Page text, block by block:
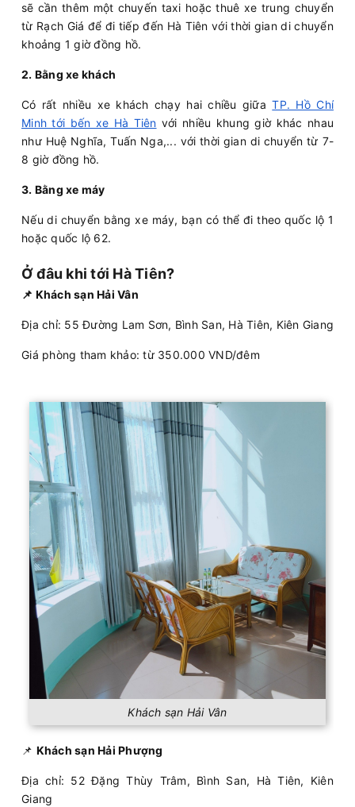
sẽ cần thêm một chuyến taxi hoặc thuê xe trung chuyển
từ Rạch Giá để đi tiếp đến Hà Tiên với thời gian di chuyển
khoảng 1 giờ đồng hồ.
2. Bằng xe khách
Có rất nhiều xe khách chạy hai chiều giữaTP. Hồ Chí
Minh tới bến xe Hà Tiên với nhiều khung giờ khác nhau
như Huệ Nghĩa, Tuấn Nga,... với thời gian di chuyển từ 7-
8 giờ đồng hồ.
3. Bằng xe máy
Nếu di chuyển bằng xe máy, bạn có thể đi theo quốc lộ 1
hoặc quốc lộ 62.
Ở đâu khi tới Hà Tiên?
📌 Khách sạn Hải Vân
Địa chỉ: 55 Đường Lam Sơn, Bình San, Hà Tiên, Kiên Giang
Giá phòng tham khảo: từ 350.000 VND/đêm
Khách sạn Hải Vân
📌 Khách sạn Hải Phượng
Địa chỉ: 52 Đặng Thùy Trâm, Bình San, Hà Tiên, Kiên
Giang